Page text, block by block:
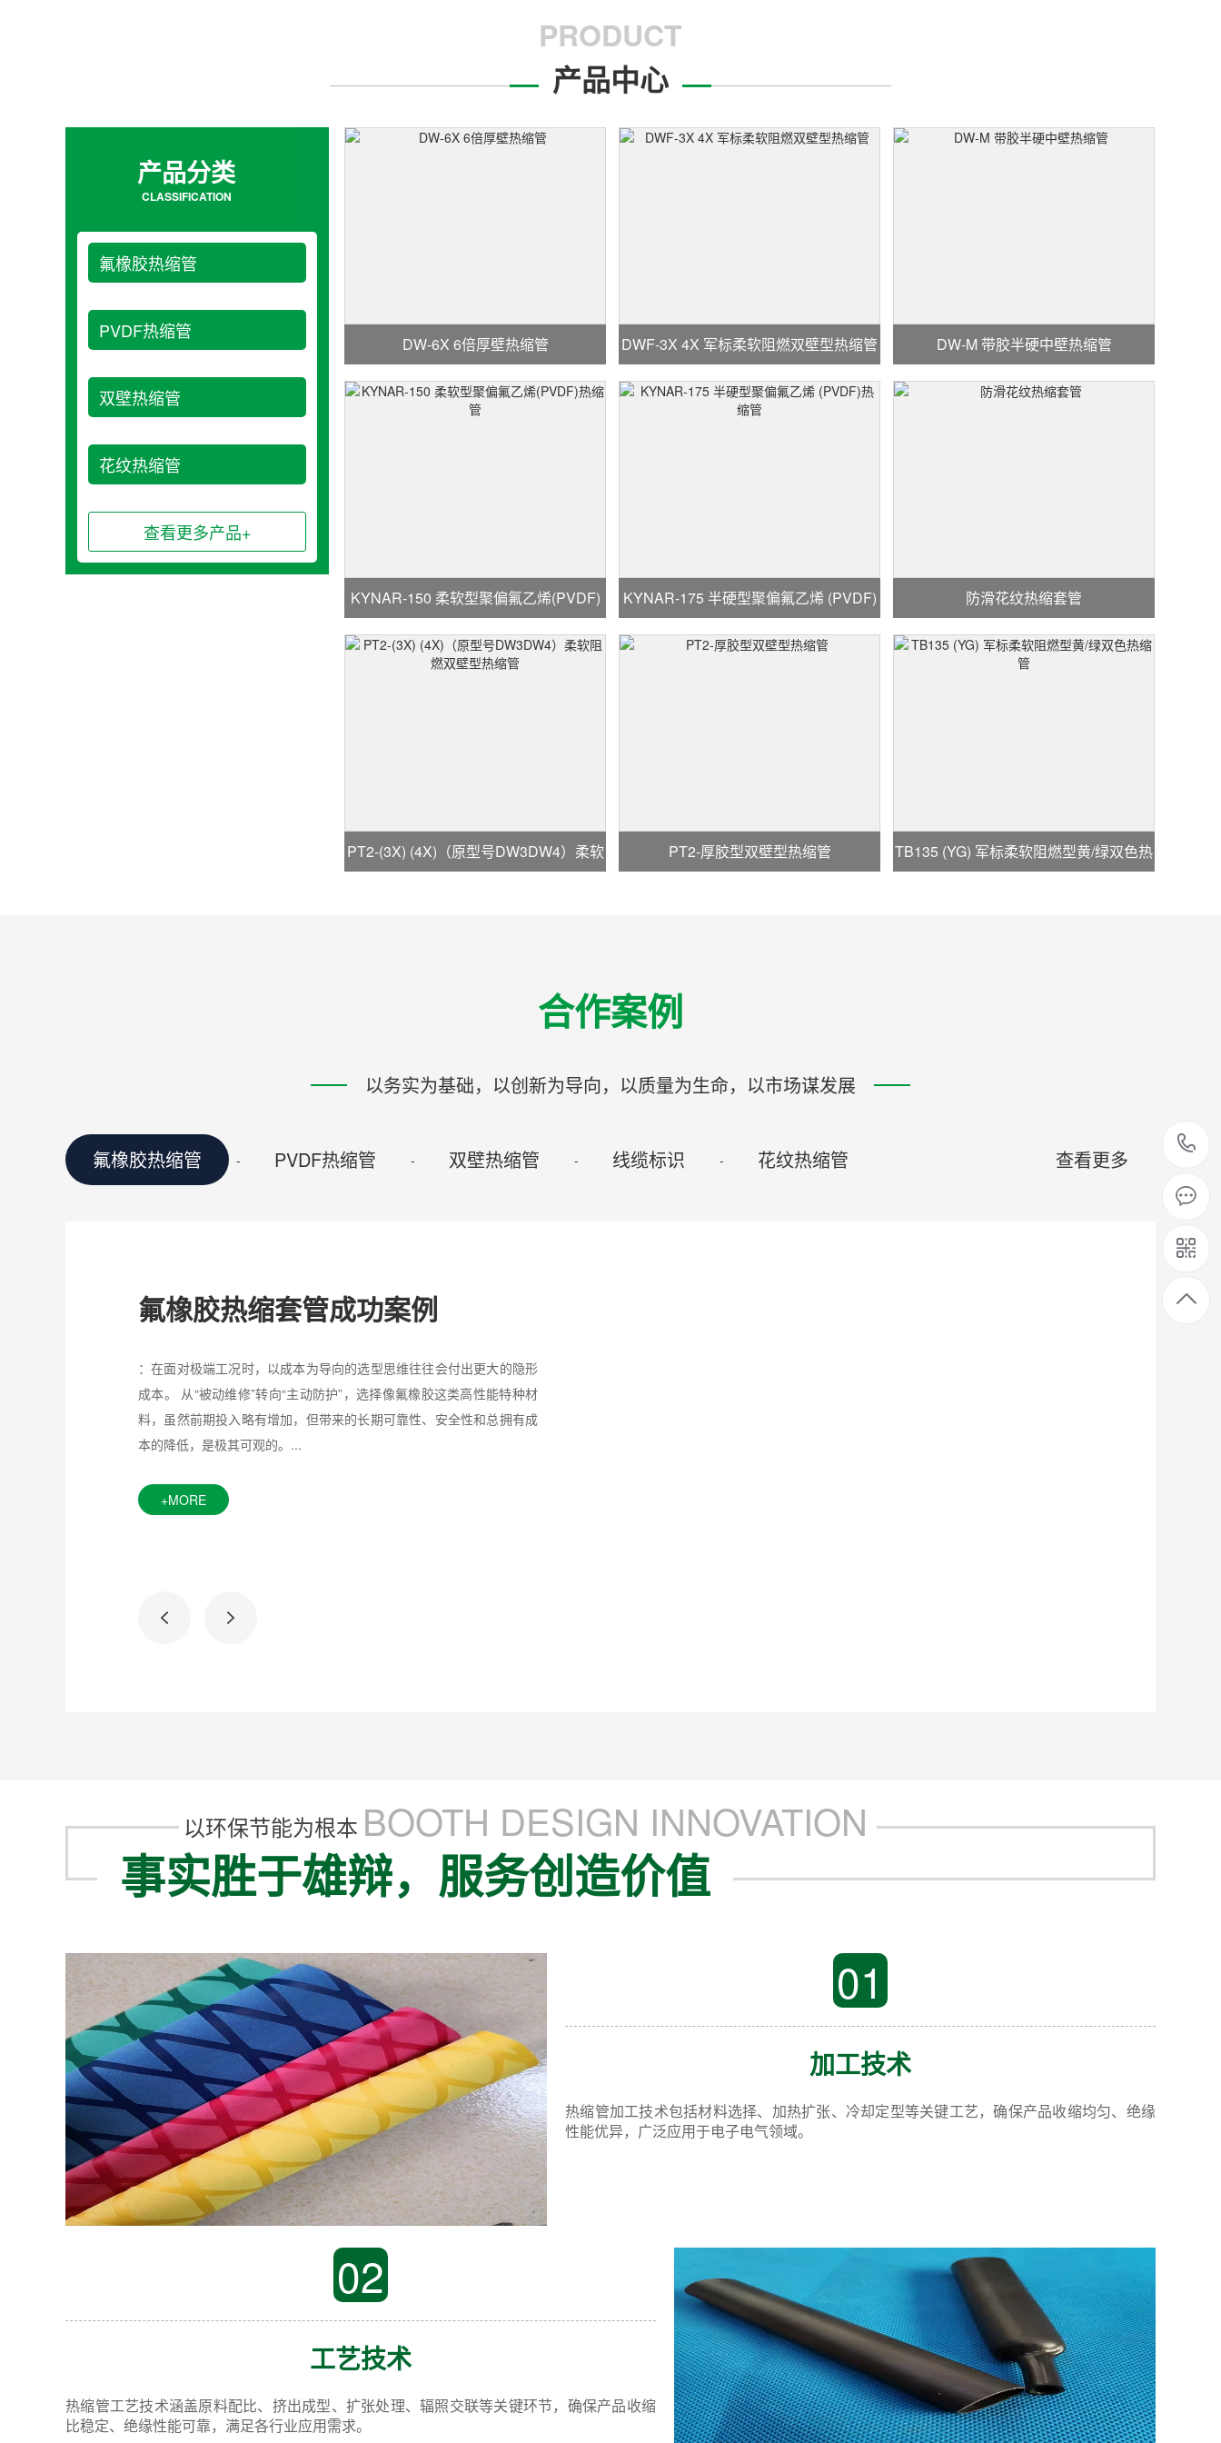
PRODUCT
产品中心
产品分类
CLASSIFICATION
氟橡胶热缩管
PVDF热缩管
双壁热缩管
花纹热缩管
查看更多产品+
DW-6X 6倍厚壁热缩管 DWF-3X 4X 军标柔软阻燃双壁型热缩管 DW-M 带胶半硬中壁热缩管
KYNAR-150 柔软型聚偏氟乙烯(PVDF)
热缩管
KYNAR-175 半硬型聚偏氟乙烯 (PVDF)
热缩管
防滑花纹热缩套管
PT2-(3X) (4X)（原型号DW3DW4）柔软
PT2-厚胶型双壁型热缩管
TB135 (YG) 军标柔软阻燃型黄/绿双色热
合作案例
以务实为基础，以创新为导向，以质量为生命，以市场谋发展
查看更多
氟橡胶热缩管 PVDF热缩管 双壁热缩管 线缆标识 花纹热缩管
氟橡胶热缩套管成功案例
：在面对极端工况时，以成本为导向的选型思维往往会付出更大的隐形
成本。 从“被动维修”转向“主动防护”，选择像氟橡胶这类高性能特种材
料，虽然前期投入略有增加，但带来的长期可靠性、安全性和总拥有成
本的降低，是极其可观的。...
+MORE
以环保节能为根本 BOOTH DESIGN INNOVATION
事实胜于雄辩，服务创造价值
01
加工技术
热缩管加工技术包括材料选择、加热扩张、冷却定型等关键工艺，确保产品收缩均匀、绝缘
性能优异，广泛应用于电子电气领域。
02
工艺技术
热缩管工艺技术涵盖原料配比、挤出成型、扩张处理、辐照交联等关键环节，确保产品收缩
比稳定、绝缘性能可靠，满足各行业应用需求。